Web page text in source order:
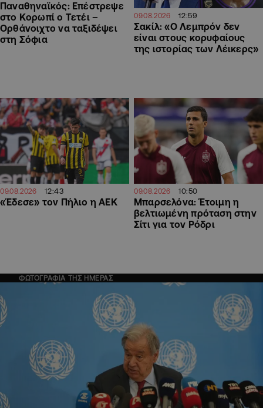
Παναθηναϊκός: Επέστρεψε
στο Κορωπί ο Τετέι –
Ορθάνοιχτο να ταξιδέψει
στη Σόφια
09.08.2026 12:59
Σακίλ: «Ο Λεμπρόν δεν
είναι στους κορυφαίους
της ιστορίας των Λέικερς»
09.08.2026 12:43
«Έδεσε» τον Πήλιο η ΑΕΚ
09.08.2026 10:50
Μπαρσελόνα: Έτοιμη η
βελτιωμένη πρόταση στην
Σίτι για τον Ρόδρι
ΦΩΤΟΓΡΑΦΙΑ ΤΗΣ ΗΜΕΡΑΣ